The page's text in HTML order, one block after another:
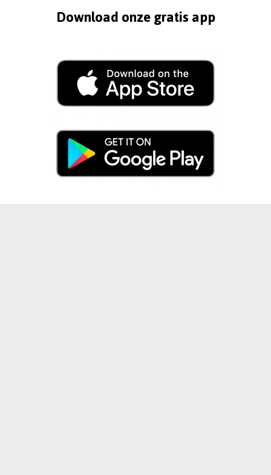
Download onze gratis app